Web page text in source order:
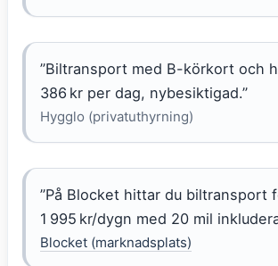
”Biltransport med B-körkort och
386 kr per dag, nybesiktigad.”
Hygglo (privatuthyrning)
”På Blocket hittar du biltransport
1 995 kr/dygn med 20 mil
Blocket (marknadsplats)